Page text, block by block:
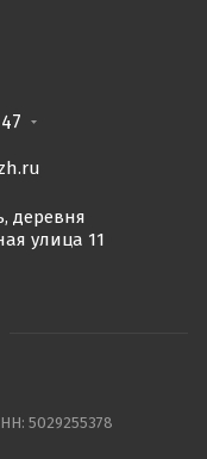
деревня
улица 11
5029255378